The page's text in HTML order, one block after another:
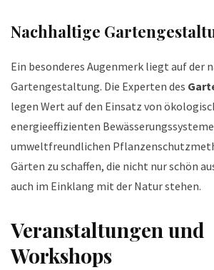
Nachhaltige
Ein besonderes Augenmerk liegt auf der
Gartengestaltung. Die Experten des
legen Wert auf den Einsatz von
energieeffizienten
umweltfreundlichen
Gärten zu schaffen, die nicht nur schön
auch im Einklang mit der Natur stehen.
Veranstaltungen und
Workshops